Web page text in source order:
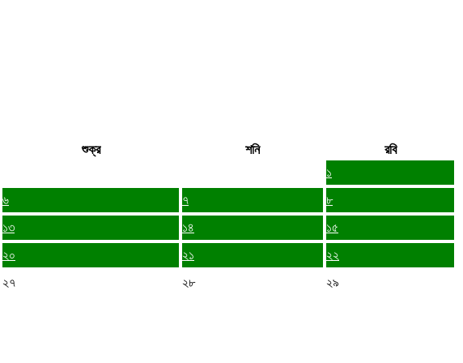
শুক্র শনি
রবি
১
৬ ৭
৮
১৩ ১৪
১৫
২০ ২১
২২
২৭ ২৮
২৯